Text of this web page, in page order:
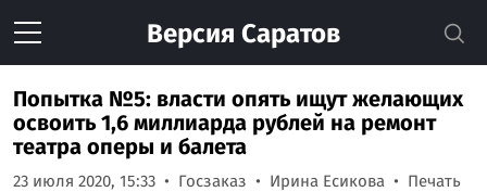
Версия Саратов
Попытка №5: власти опять ищут желающих
освоить 1,6 миллиарда рублей на ремонт
театра оперы и балета
23 июля 2020, 15:33 Госзаказ Ирина Есикова Печать